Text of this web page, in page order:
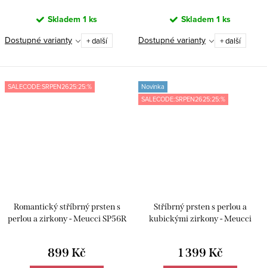
Skladem 1 ks
Dostupné varianty + další
Skladem 1 ks
Dostupné varianty + další
SALECODE:SRPEN2625:25:%
Romantický stříbrný prsten s
perlou a zirkony - Meucci SP56R
899 Kč
Novinka
SALECODE:SRPEN2625:25:%
Stříbrný prsten s perlou a
kubickými zirkony - Meucci
1 399 Kč